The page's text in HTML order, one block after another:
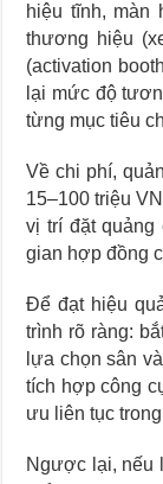
hiệu tĩnh, màn
thương hiệu
(activation
lại mức độ
từng mục tiêu
Về chi phí,
15–100 triệu
vị trí đặt quảng
gian hợp đồng
Để đạt hiệu
trình rõ ràng:
lựa chọn sân
tích hợp công
ưu liên tục
Ngược lại, nếu